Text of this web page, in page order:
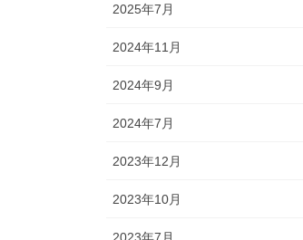
2025年7月
2024年11月
2024年9月
2024年7月
2023年12月
2023年10月
2023年7月